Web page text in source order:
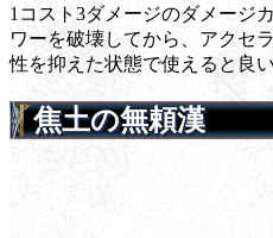
1コスト3ダメージのダメージ
ワーを破壊してから、アクセ
性を抑えた状態で使えると良い
焦土の無頼漢